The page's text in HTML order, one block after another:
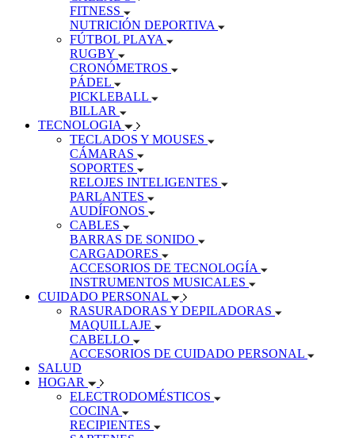
FITNESS
NUTRICIÓN DEPORTIVA
FÚTBOL PLAYA
RUGBY
CRONÓMETROS
PÁDEL
PICKLEBALL
BILLAR
TECNOLOGIA
TECLADOS Y MOUSES
CÁMARAS
SOPORTES
RELOJES INTELIGENTES
PARLANTES
AUDÍFONOS
CABLES
BARRAS DE SONIDO
CARGADORES
ACCESORIOS DE TECNOLOGÍA
INSTRUMENTOS MUSICALES
CUIDADO PERSONAL
RASURADORAS Y DEPILADORAS
MAQUILLAJE
CABELLO
ACCESORIOS DE CUIDADO PERSONAL
SALUD
HOGAR
ELECTRODOMÉSTICOS
COCINA
RECIPIENTES